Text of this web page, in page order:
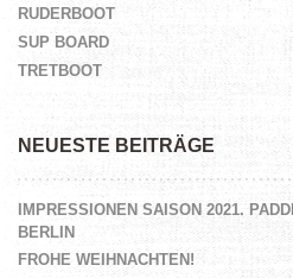
RUDERBOOT
SUP BOARD
TRETBOOT
NEUESTE BEITRÄGE
IMPRESSIONEN SAISON 2021.
BERLIN
FROHE WEIHNACHTEN!